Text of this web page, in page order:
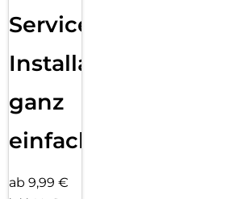
Services
Installation
ganz
einfach
ab 9,99 €